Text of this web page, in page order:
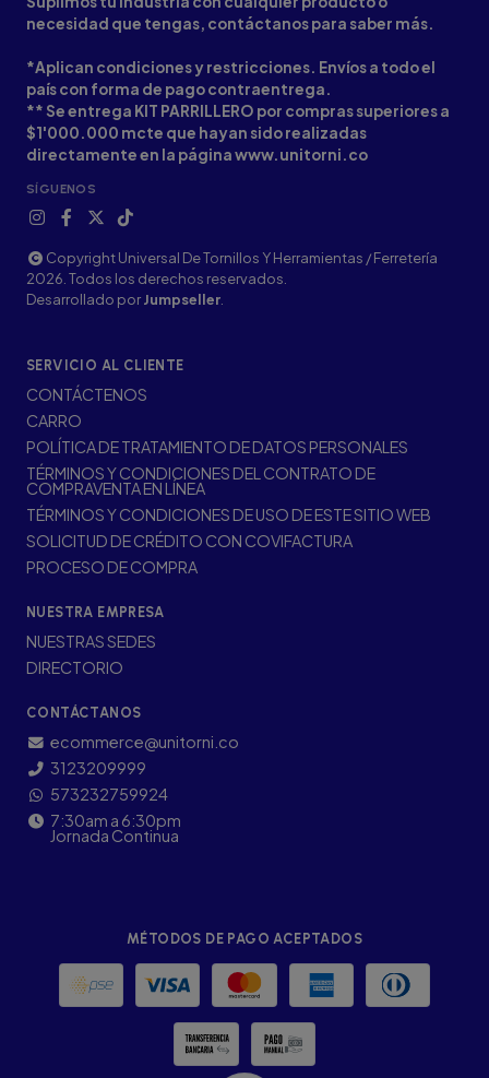
necesidad que tengas, contáctanos para saber más.
*Aplican condiciones y restricciones. Envíos a todo el
país con forma de pago contraentrega.
** Se entrega KIT PARRILLERO por compras superiores a
$1'000.000 mcte que hayan sido realizadas
directamente en la página www.unitorni.co
SÍGUENOS
Copyright Universal De Tornillos Y Herramientas / Ferretería
2026. Todos los derechos reservados.
Desarrollado porJumpseller
SERVICIO AL CLIENTE
CONTÁCTENOS
CARRO
POLÍTICA DE TRATAMIENTO DE DATOS PERSONALES
TÉRMINOS Y CONDICIONES DEL CONTRATO DE
COMPRAVENTA EN LÍNEA
TÉRMINOS Y CONDICIONES DE USO DE ESTE SITIO WEB
SOLICITUD DE CRÉDITO CON COVIFACTURA
PROCESO DE COMPRA
NUESTRA EMPRESA
NUESTRAS SEDES
DIRECTORIO
CONTÁCTANOS
ecommerce@unitorni.co
3123209999
573232759924
7:30am a 6:30pm
Jornada Continua
MÉTODOS DE PAGO ACEPTADOS